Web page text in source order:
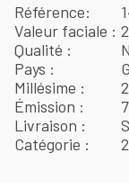
Référence
Valeur faciale
Qualité
Pays
Millésime
Émission
Livraison
Catégorie